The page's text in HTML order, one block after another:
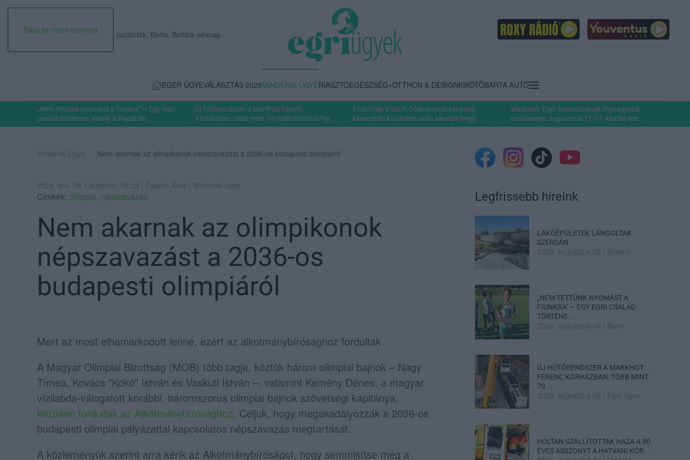
Skip to main content
2026. augusztus 06., csütörtök, Berta, Bettina névnap
EGER ÜGYEVÁLASZTÁS 2026MINDENKI ÜGYERIASZTÓEGÉSZSÉG+OTTHON & DESIGNKIKÖTŐBARTA AUTÓ
„Nem tettünk nyomást a fiunkra” – Egy egri
család története, amely a Rapid Wi...
Új hűtőrendszer a Markhot Ferenc
Kórházban: több mint 70 millió forintos fejl...
Eloltották a tüzet Dédestapolcsánynál,
kilencórás küzdelem után sikerült megf...
Visszatér Eger belvárosának legnagyobb
borünnepe: augusztus 12-17. között ren...
Mindenki Ügye Nem akarnak az olimpikonok népszavazást a 2036-os budapesti olimpiáról
2024. nov. 28. Csütörtök, 08:35 | Csarnó Ákos | Mindenki ügye
Címkék: olimpia, népszavazás
Nem akarnak az olimpikonok
népszavazást a 2036-os
budapesti olimpiáról
Mert az most elhamarkodott lenne, ezért az alkotmánybírósághoz fordultak
A Magyar Olimpiai Bizottság (MOB) több tagja, köztük három olimpiai bajnok – Nagy
Tímea, Kovács "Kokó" István és Vaskuti István –, valamint Kemény Dénes, a magyar
vízilabda-válogatott korábbi, háromszoros olimpiai bajnok szövetségi kapitánya,
közösen fordultak az Alkotmánybírósághoz. Céljuk, hogy megakadályozzák a 2036-os
budapesti olimpiai pályázattal kapcsolatos népszavazás megtartását.
A közleményük szerint arra kérik az Alkotmánybíróságot, hogy semmisítse meg a
Legfrissebb híreink
LAKÓÉPÜLETEK LÁNGOLTAK
SZERDÁN
2026. augusztus 06 Riasztó
„NEM TETTÜNK NYOMÁST A
FIUNKRA” – EGY EGRI CSALÁD
TÖRTÉNE...
2026. augusztus 06 Sport
ÚJ HŰTŐRENDSZER A MARKHOT
FERENC KÓRHÁZBAN: TÖBB MINT
70 ...
2026. augusztus 06 Eger ügye
HOLTAN SZÁLLÍTOTTÁK HAZA A 80
ÉVES ASSZONYT A HATVANI KÓR...